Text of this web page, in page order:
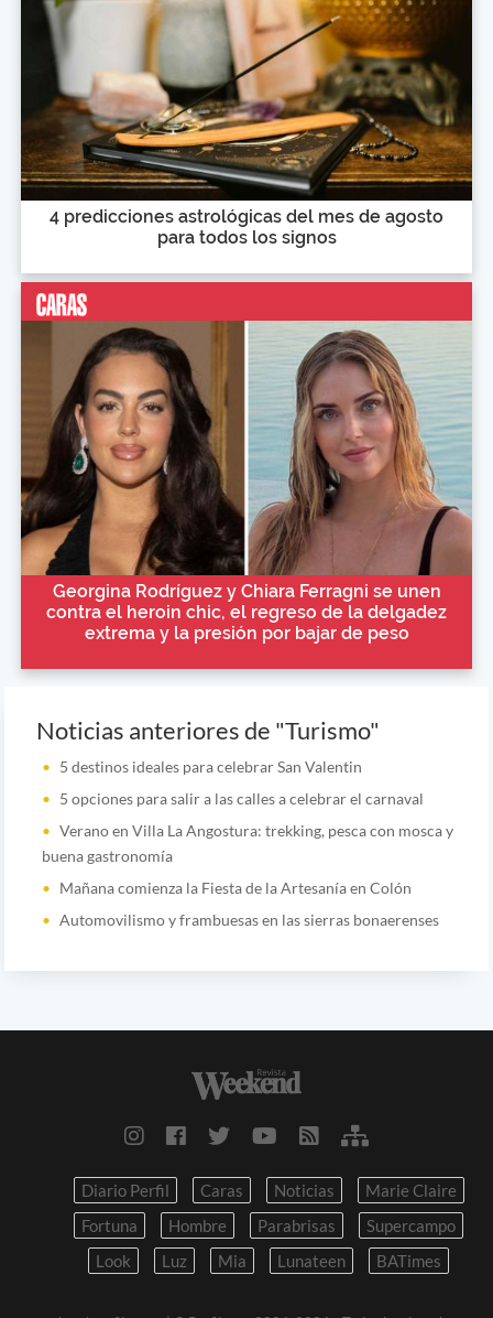
4 predicciones astrológicas del mes de agosto
para todos los signos
Georgina Rodríguez y Chiara Ferragni se unen
contra el heroin chic, el regreso de la delgadez
extrema y la presión por bajar de peso
Noticias anteriores de "Turismo"
5 destinos ideales para celebrar San Valentin
5 opciones para salir a las calles a celebrar el carnaval
Verano en Villa La Angostura: trekking, pesca con mosca y
buena gastronomía
Mañana comienza la Fiesta de la Artesanía en Colón
Automovilismo y frambuesas en las sierras bonaerenses
Diario Perfil Caras Noticias
Marie Claire
Fortuna
Hombre Parabrisas
Supercampo
Look
Luz Mia Lunateen BATimes